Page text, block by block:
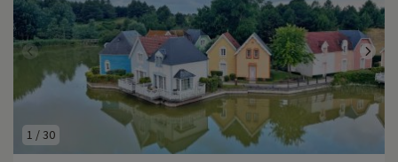
1 /30